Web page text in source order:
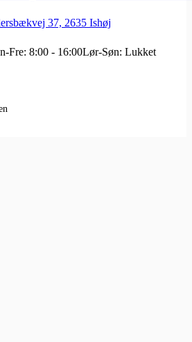
37, 2635 Ishøj
Fre: 8:00 - 16:00Lør-Søn: Lukket